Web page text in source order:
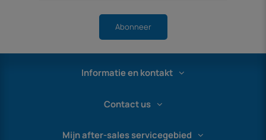
Abonneer
Informatie en kontakt
Contact us
Mijn after-sales servicegebied